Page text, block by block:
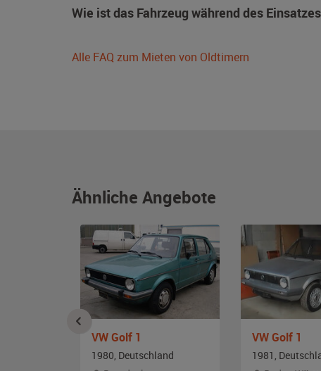
Wie ist das Fahrzeug während des
Alle FAQ zum Mieten von Oldtimern
Ähnliche Angebote
VW Golf 1
1980, Deutschland
VW Golf 1
1981,